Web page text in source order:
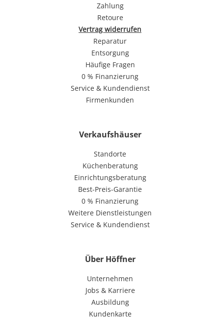
Zahlung
Retoure
Vertrag widerrufen
Reparatur
Entsorgung
Häufige Fragen
0 % Finanzierung
Service & Kundendienst
Firmenkunden
Verkaufshäuser
Standorte
Küchenberatung
Einrichtungsberatung
Best-Preis-Garantie
0 % Finanzierung
Weitere Dienstleistungen
Service & Kundendienst
Über Höffner
Unternehmen
Jobs & Karriere
Ausbildung
Kundenkarte